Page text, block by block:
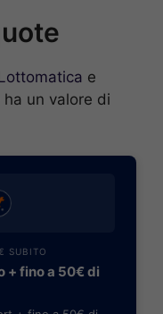
e
ha un valore di
SUBITO
+ fino a 50€ di